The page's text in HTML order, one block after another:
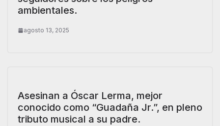
ambientales.
agosto 13, 2025
Asesinan a Óscar Lerma, mejor
conocido como “Guadaña Jr.”, en pleno
tributo musical a su padre.